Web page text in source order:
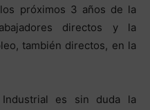
próximos 3 años de la
directos y la
también directos, en la
es sin duda la